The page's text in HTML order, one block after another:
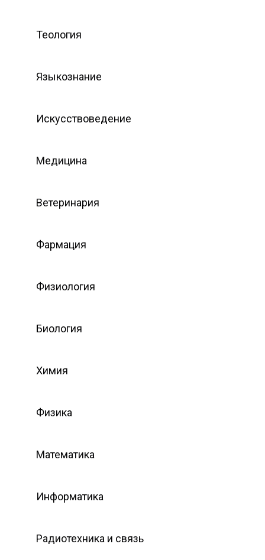
Теология
Языкознание
Искусствоведение
Медицина
Ветеринария
Фармация
Физиология
Биология
Химия
Физика
Математика
Информатика
Радиотехника и связь